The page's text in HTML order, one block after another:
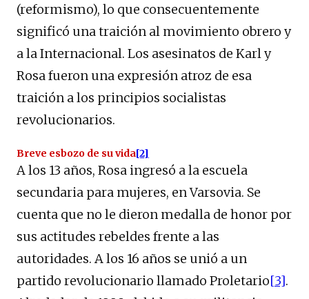
(reformismo), lo que consecuentemente
significó una traición al movimiento obrero y
a la Internacional. Los asesinatos de Karl y
Rosa fueron una expresión atroz de esa
traición a los principios socialistas
revolucionarios.
Breve esbozo de su vida[2]
A los 13 años, Rosa ingresó a la escuela
secundaria para mujeres, en Varsovia. Se
cuenta que no le dieron medalla de honor por
sus actitudes rebeldes frente a las
autoridades. A los 16 años se unió a un
partido revolucionario llamado Proletario[3].